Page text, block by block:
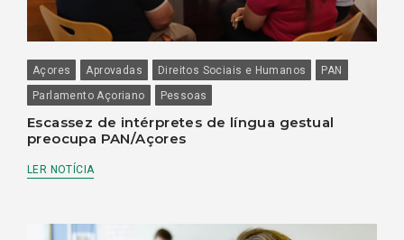
Açores Aprovadas Direitos Sociais e Humanos
PAN
Parlamento Açoriano
Pessoas
Escassez de intérpretes de língua gestual
preocupa PAN/Açores
LER NOTÍCIA